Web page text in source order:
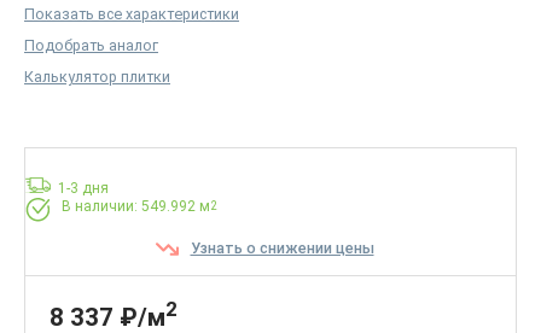
Показать все характеристики
Подобрать аналог
Калькулятор плитки
1-3 дня
В наличии: 549.992 м2
Узнать о снижении цены
8 337 ₽/м2